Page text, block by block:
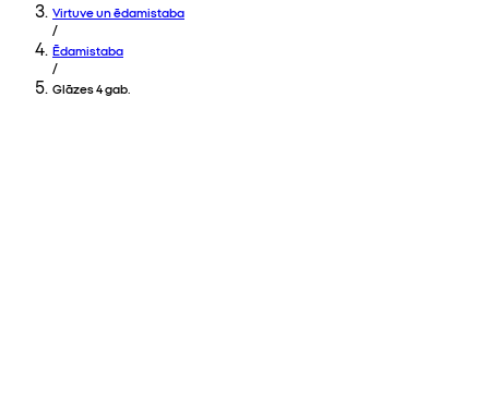
Virtuve un ēdamistaba
/
Ēdamistaba
/
Glāzes 4 gab.